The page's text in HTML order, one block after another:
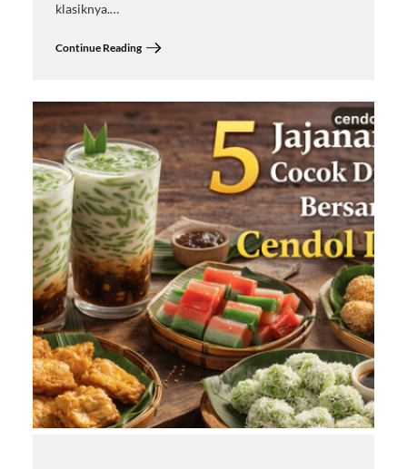
klasiknya.…
Continue Reading